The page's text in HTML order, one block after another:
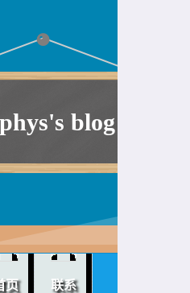
blog
页 联系